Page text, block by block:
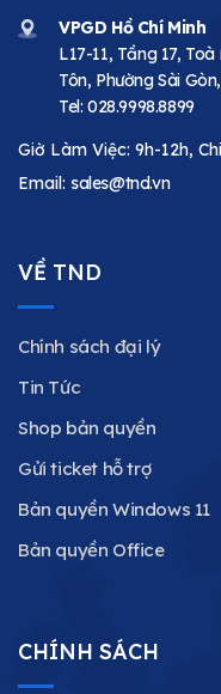
VPGD Hồ Chí Minh
L17-11, Tầng 17,
Tôn, Phường Sài
Tel: 028.9998.8899
Giờ Làm Việc: 9h-12h,
Email: sales@tnd.vn
VỀ TND
Chính sách đại lý
Tin Tức
Shop bản quyền
Gửi ticket hỗ trợ
Bản quyền Windows 11
Bản quyền Office
CHÍNH SÁCH